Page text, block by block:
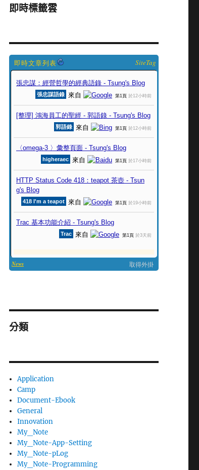
即時標籤雲
SiteTag
分類
Application
Camp
Document-Ebook
General
Innovation
My_Note
My_Note-App-Setting
My_Note-pLog
My_Note-Programming